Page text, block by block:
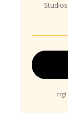
Studios